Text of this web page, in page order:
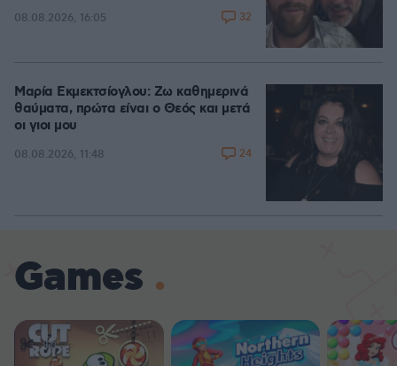
08.08.2026, 16:05 32
Μαρία Εκμεκτσίογλου: Ζω καθημερινά
θαύματα, πρώτα είναι ο Θεός και μετά
οι γιοι μου
08.08.2026, 11:48 24
Games